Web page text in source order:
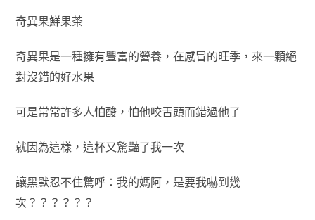
奇異果鮮果茶
奇異果是一種擁有豐富的營養，在感冒的旺季，來一顆絕
對沒錯的好水果
可是常常許多人怕酸，怕他咬舌頭而錯過他了
就因為這樣，這杯又驚豔了我一次
讓黑默忍不住驚呼：我的媽阿，是要我嚇到幾
次？？？？？？